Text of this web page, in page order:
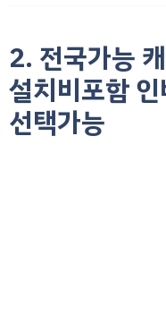
2. 전국가능
설치비포함
선택가능